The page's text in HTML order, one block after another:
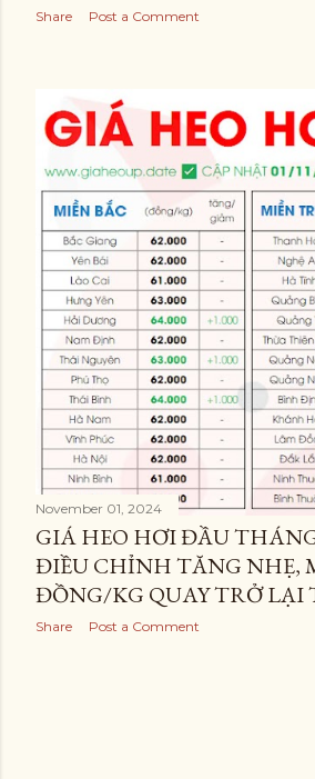
Share Post a Comment
November 01, 2024
GIÁ HEO HƠI ĐẦU
ĐIỀU CHỈNH TĂNG NHẸ,
ĐỒNG/KG QUAY TRỞ LẠI
Share Post a Comment